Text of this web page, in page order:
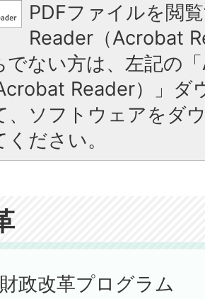
PDFファイルを閲
Reader（Acrobat
でない方は、左記の
Reader）」ダ
、ソフトウェアをダ
ください。
政改革プログラム